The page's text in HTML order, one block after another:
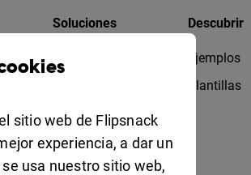
Soluciones
Colaboración
For education
Usos
Descubrir
Ejemplos
Plantillas
sitio web de Flipsnack
experiencia, a dar un
usa nuestro sitio web,